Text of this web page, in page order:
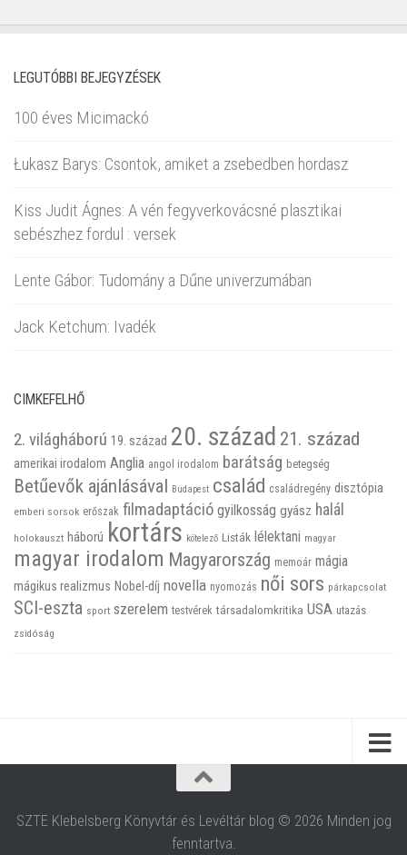
LEGUTÓBBI BEJEGYZÉSEK
100 éves Micimackó
Łukasz Barys: Csontok, amiket a zsebedben hordasz
Kiss Judit Ágnes: A vén fegyverkovácsné plasztikai
sebészhez fordul : versek
Lente Gábor: Tudomány a Dűne univerzumában
Jack Ketchum: Ivadék
CIMKEFELHŐ
2. világháború 19. század 20. század 21. század
amerikai irodalom Anglia angol irodalom barátság betegség
Betűevők ajánlásával Budapest család családregény disztópia
emberi sorsok erőszak filmadaptáció gyilkosság gyász halál
holokauszt háború kortárs kötelező Listák lélektani magyar
magyar irodalom Magyarország memoár mágia
mágikus realizmus Nobel-díj novella nyomozás női sors párkapcsolat
SCI-eszta sport szerelem testvérek társadalomkritika USA utazás
zsidóság
SZTE Klebelsberg Könyvtár és Levéltár blog © 2026 Minden jog
fenntartva.